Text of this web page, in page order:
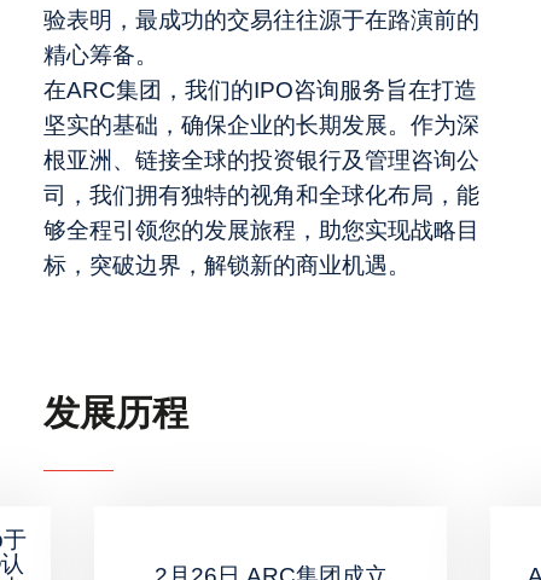
验表明，最成功的交易往往源于在路演前的
精心筹备。
在ARC集团，我们的IPO咨询服务旨在打造
坚实的基础，确保企业的长期发展。作为深
根亚洲、链接全球的投资银行及管理咨询公
司，我们拥有独特的视角和全球化布局，能
够全程引领您的发展旅程，助您实现战略目
标，突破边界，解锁新的商业机遇。
发展历程